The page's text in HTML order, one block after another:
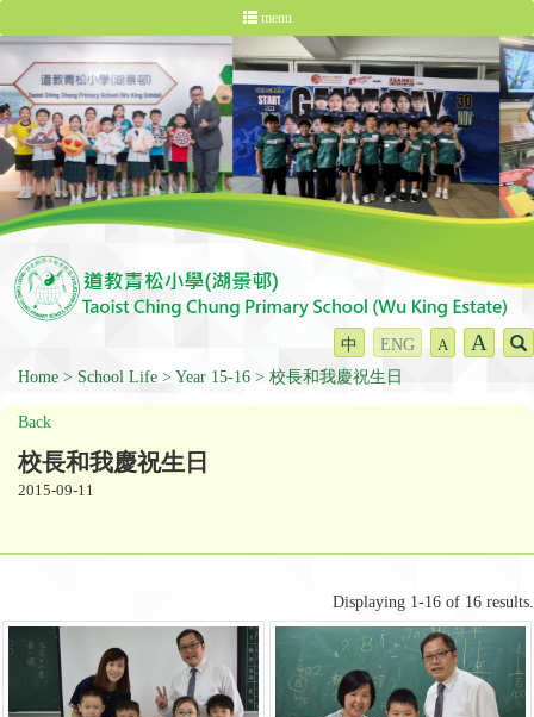
menu
中 ENG A A
Home School Life Year 15-16 校長和我慶祝生日
Back
校長和我慶祝生日
2015-09-11
Displaying 1-16 of 16 results.